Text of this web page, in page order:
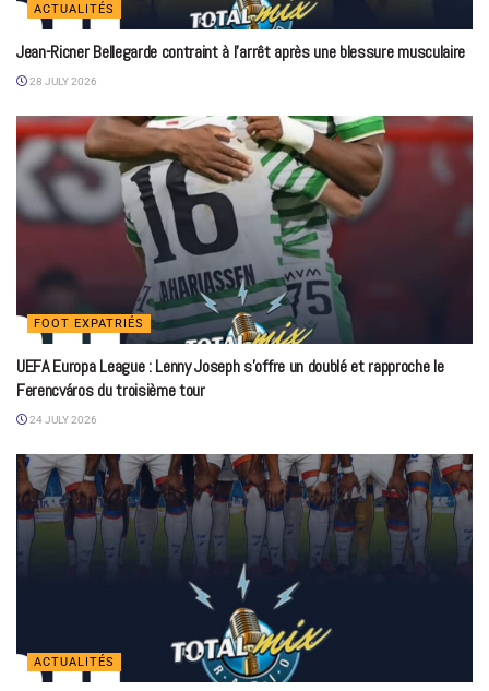
ACTUALITÉS
Jean-Ricner Bellegarde contraint à l’arrêt après une blessure musculaire
28 JULY 2026
FOOT EXPATRIÉS
UEFA Europa League : Lenny Joseph s’offre un doublé et rapproche le
Ferencváros du troisième tour
24 JULY 2026
ACTUALITÉS